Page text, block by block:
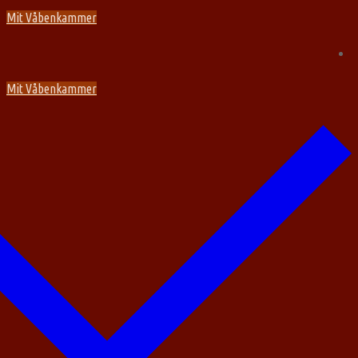
Spring
Menu
Luk
Mit Våbenkammer
Mit Våbenkammer